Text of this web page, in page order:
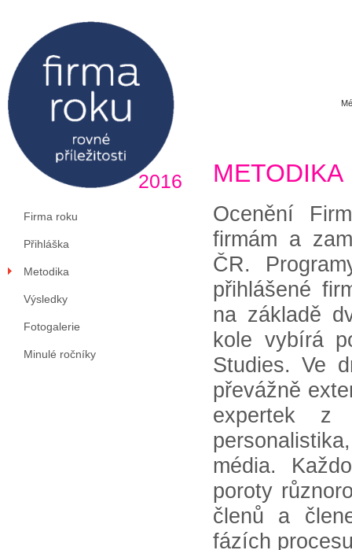
2016
Firma roku
Přihláška
Metodika
Výsledky
Fotogalerie
Minulé ročníky
METODIKA
Ocenění
firmám a
ČR.
přihlášené
na základě
kole vybírá
Studies. Ve
převážně
expertek z
média.
poroty
členů a
fázích